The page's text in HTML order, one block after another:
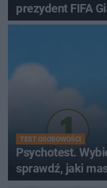
prezydent FIFA
TEST OSOBOWOŚCI
Psychotest.
sprawdź, jaki